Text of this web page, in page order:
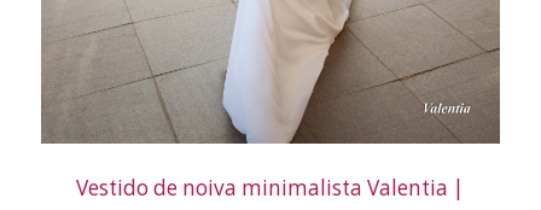
Vestido de noiva minimalista Valentia |